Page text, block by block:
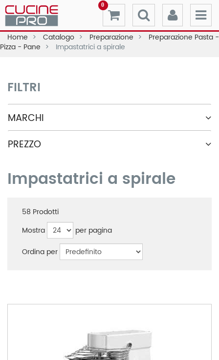
0
Home Catalogo Preparazione
Preparazione Pasta -
Pizza - Pane
Impastatrici a spirale
FILTRI
MARCHI
PREZZO
Impastatrici a spirale
58 Prodotti
Mostra
per pagina
Ordina per